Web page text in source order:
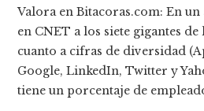
Valora en Bitacoras.com: En
en CNET a los siete gigantes
cuanto a cifras de diversidad
Google, LinkedIn, Twitter y
tiene un porcentaje de